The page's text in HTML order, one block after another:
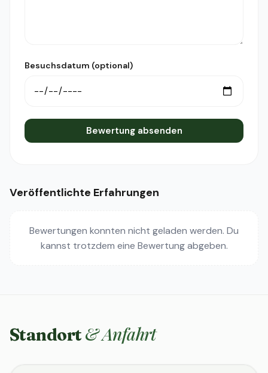
Besuchsdatum (optional)
Bewertung absenden
Veröffentlichte Erfahrungen
Bewertungen konnten nicht geladen werden. Du
kannst trotzdem eine Bewertung abgeben.
Standort & Anfahrt